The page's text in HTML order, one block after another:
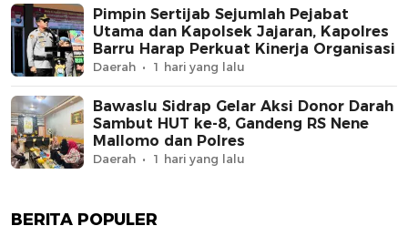
Pimpin Sertijab Sejumlah Pejabat
Utama dan Kapolsek Jajaran, Kapolres
Barru Harap Perkuat Kinerja Organisasi
Daerah 1 hari yang lalu
Bawaslu Sidrap Gelar Aksi Donor Darah
Sambut HUT ke-8, Gandeng RS Nene
Mallomo dan Polres
Daerah 1 hari yang lalu
BERITA POPULER